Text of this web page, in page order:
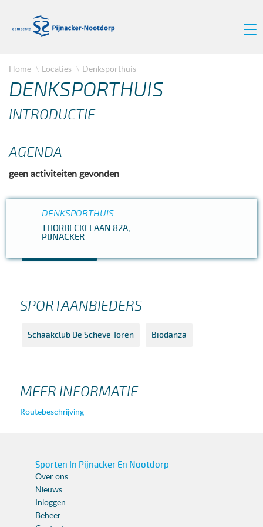
Home Locaties Denksporthuis
DENKSPORTHUIS
INTRODUCTIE
AGENDA
geen activiteiten gevonden
DENKSPORTHUIS
THORBECKELAAN 82A,
PIJNACKER
SPORTEN
SPORTAANBIEDERS
Schaakclub De Scheve Toren Biodanza
MEER INFORMATIE
Routebeschrijving
Sporten In Pijnacker En Nootdorp
Over ons
Nieuws
Inloggen
Beheer